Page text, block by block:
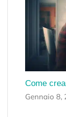
Come
Gennaio 8,